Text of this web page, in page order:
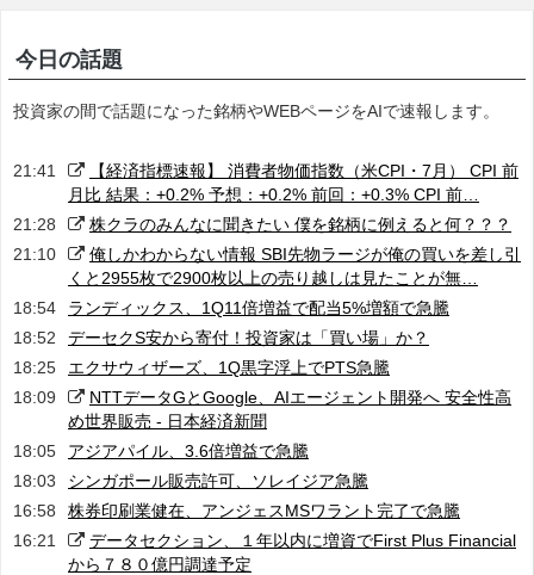
今日の話題
投資家の間で話題になった銘柄やWEBページをAIで速報します。
21:41
【経済指標速報】 消費者物価指数（米CPI・7月） CPI 前
月比 結果：+0.2% 予想：+0.2% 前回：+0.3% CPI 前…
21:28
株クラのみんなに聞きたい 僕を銘柄に例えると何？？？
21:10
俺しかわからない情報 SBI先物ラージが俺の買いを差し引
くと2955枚で2900枚以上の売り越しは見たことが無…
18:54
ランディックス、1Q11倍増益で配当5%増額で急騰
18:52
デーセクS安から寄付！投資家は「買い場」か？
18:25
エクサウィザーズ、1Q黒字浮上でPTS急騰
18:09
NTTデータGとGoogle、AIエージェント開発へ 安全性高
め世界販売 - 日本経済新聞
18:05
アジアパイル、3.6倍増益で急騰
18:03
シンガポール販売許可、ソレイジア急騰
16:58
株券印刷業健在、アンジェスMSワラント完了で急騰
16:21
データセクション、１年以内に増資でFirst Plus Financial
から７８０億円調達予定